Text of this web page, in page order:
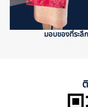
มอบของที่ระลึ